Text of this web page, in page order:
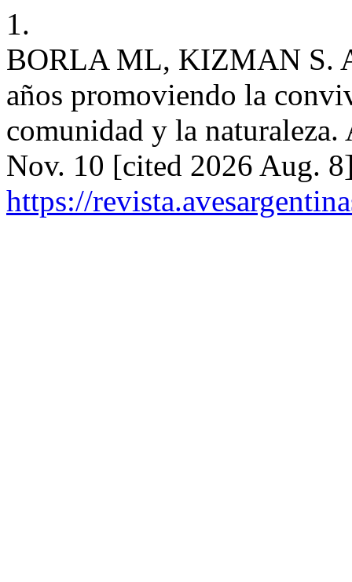
1.
BORLA ML, KIZMAN S.
años promoviendo la
comunidad y la
Nov. 10 [cited 2026 Aug.
https://